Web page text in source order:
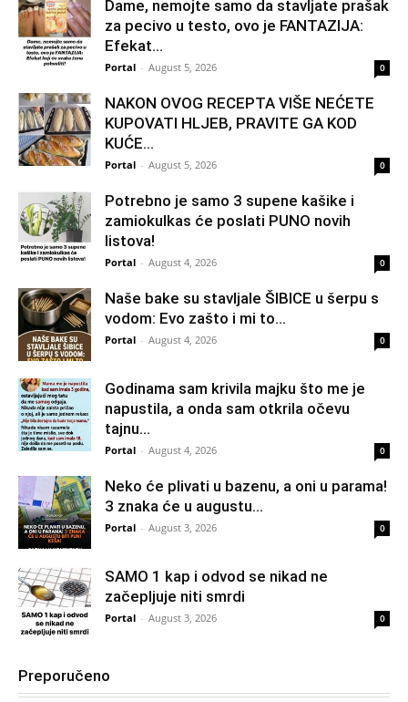
Dame, nemojte samo da stavljate prašak
za pecivo u testo, ovo je FANTAZIJA:
Efekat...
Portal - August 5, 2026 0
NAKON OVOG RECEPTA VIŠE NEĆETE
KUPOVATI HLJEB, PRAVITE GA KOD
KUĆE…
Portal - August 5, 2026 0
Potrebno je samo 3 supene kašike i
zamiokulkas će poslati PUNO novih
listova!
Portal - August 4, 2026 0
Naše bake su stavljale ŠIBICE u šerpu s
vodom: Evo zašto i mi to...
Portal - August 4, 2026 0
Godinama sam krivila majku što me je
napustila, a onda sam otkrila očevu
tajnu...
Portal - August 4, 2026 0
Neko će plivati u bazenu, a oni u parama!
3 znaka će u augustu...
Portal - August 3, 2026 0
SAMO 1 kap i odvod se nikad ne
začepljuje niti smrdi
Portal - August 3, 2026 0
Preporučeno